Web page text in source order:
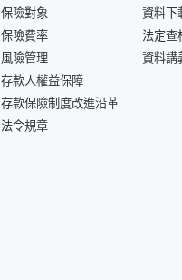
保險對象
保險費率
風險管理
存款人權益保障
存款保險制度改進沿革
法令規章
資料下
法定查
資料講